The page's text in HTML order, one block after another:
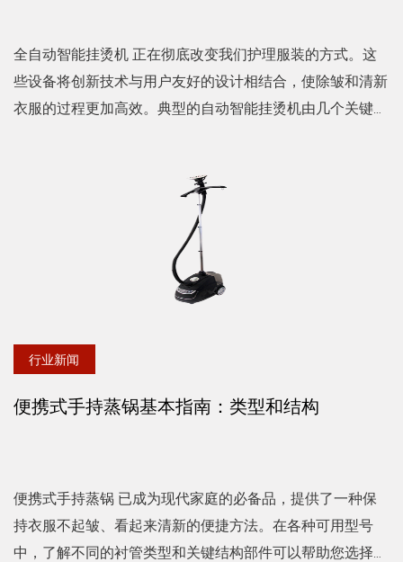
全自动智能挂烫机 正在彻底改变我们护理服装的方式。这
些设备将创新技术与用户友好的设计相结合，使除皱和清新
衣服的过程更加高效。典型的自动智能挂烫机由几个关键组
行业新闻
便携式手持蒸锅基本指南：类型和结构
便携式手持蒸锅 已成为现代家庭的必备品，提供了一种保
持衣服不起皱、看起来清新的便捷方法。在各种可用型号
中，了解不同的衬管类型和关键结构部件可以帮助您选择适